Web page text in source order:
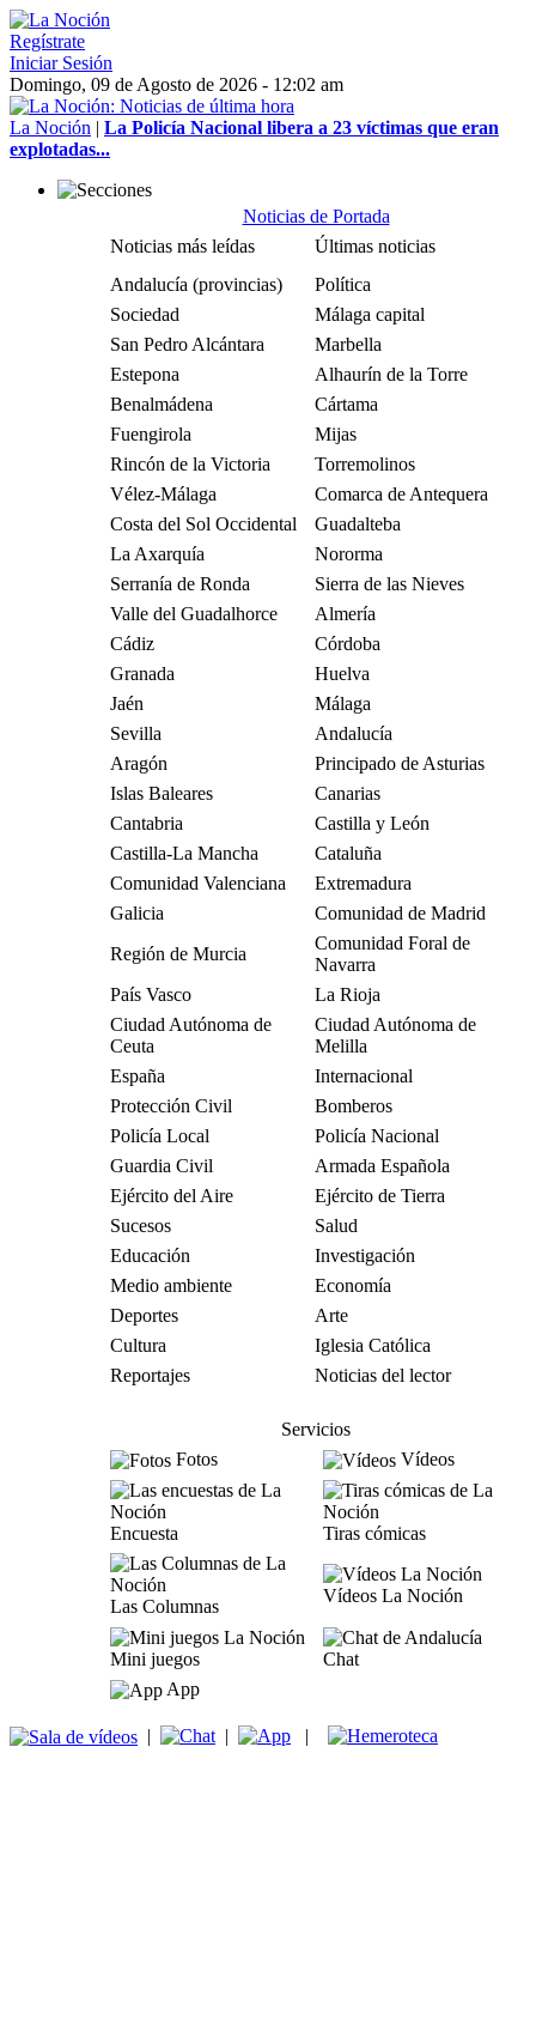
Regístrate
Iniciar Sesión
Domingo, 09 de Agosto de 2026 - 12:02 am
La Noción | La Policía Nacional libera a 23 víctimas que eran
explotadas...
Noticias de Portada
Noticias más leídas
Últimas noticias
Andalucía (provincias)
Política
Sociedad
Málaga capital
San Pedro Alcántara
Marbella
Estepona
Alhaurín de la Torre
Benalmádena
Cártama
Fuengirola
Mijas
Rincón de la Victoria
Torremolinos
Vélez-Málaga
Comarca de Antequera
Costa del Sol Occidental
Guadalteba
La Axarquía
Nororma
Serranía de Ronda
Sierra de las Nieves
Valle del Guadalhorce
Almería
Cádiz
Córdoba
Granada
Huelva
Jaén
Málaga
Sevilla
Andalucía
Aragón
Principado de Asturias
Islas Baleares
Canarias
Cantabria
Castilla y León
Castilla-La Mancha
Cataluña
Comunidad Valenciana
Extremadura
Galicia
Comunidad de Madrid
Región de Murcia
Comunidad Foral de
Navarra
País Vasco
La Rioja
Ciudad Autónoma de
Ceuta
Ciudad Autónoma de
Melilla
España
Internacional
Protección Civil
Bomberos
Policía Local
Policía Nacional
Guardia Civil
Armada Española
Ejército del Aire
Ejército de Tierra
Sucesos
Salud
Educación
Investigación
Medio ambiente
Economía
Deportes
Arte
Cultura
Iglesia Católica
Reportajes
Noticias del lector
Servicios
Fotos
Vídeos
Encuesta Tiras cómicas
Las Columnas
Vídeos La Noción
Mini juegos
Chat
App
| | |